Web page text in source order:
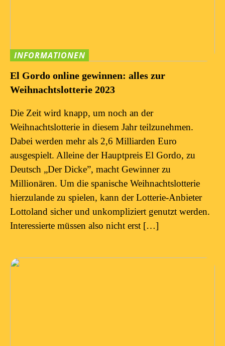
INFORMATIONEN
El Gordo online gewinnen: alles zur
Weihnachtslotterie 2023
Die Zeit wird knapp, um noch an der
Weihnachtslotterie in diesem Jahr teilzunehmen.
Dabei werden mehr als 2,6 Milliarden Euro
ausgespielt. Alleine der Hauptpreis El Gordo, zu
Deutsch „Der Dicke”, macht Gewinner zu
Millionären. Um die spanische Weihnachtslotterie
hierzulande zu spielen, kann der Lotterie-Anbieter
Lottoland sicher und unkompliziert genutzt werden.
Interessierte müssen also nicht erst […]